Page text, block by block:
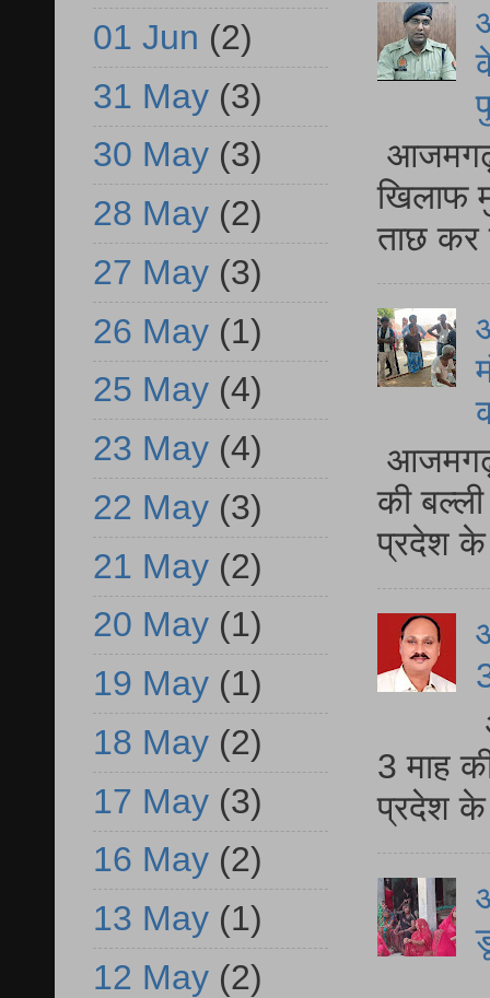
आजमगढ़
खिलाफ
ताछ कर
आजमगढ़
की
प्रदेश
3 माह
प्रदेश
01 Jun (2)
31 May (3)
30 May (3)
28 May (2)
27 May (3)
26 May (1)
25 May (4)
23 May (4)
22 May (3)
21 May (2)
20 May (1)
19 May (1)
18 May (2)
17 May (3)
16 May (2)
13 May (1)
12 May (2)